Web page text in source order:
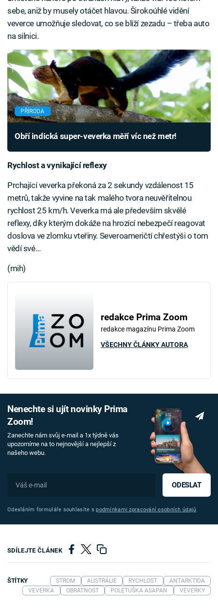
sebe, aniž by musely otáčet hlavou. Širokoúhlé vidění
veverce umožňuje sledovat, co se blíží zezadu – třeba auto
na silnici.
PŘÍRODA
Obří indická super-veverka měří víc než metr!
Rychlost a vynikající reflexy
Prchající veverka překoná za 2 sekundy vzdálenost 15
metrů, takže vyvine na tak malého tvora neuvěřitelnou
rychlost 25 km/h. Veverka má ale především skvělé
reflexy, díky kterým dokáže na hrozící nebezpečí reagovat
doslova ve zlomku vteřiny. Severoameričtí chřestýši o tom
vědí své…
(mih)
redakce Prima Zoom
redakce magazínu Prima Zoom
VŠECHNY ČLÁNKY AUTORA
Nenechte si ujít novinky Prima
Zoom!
Zanechte nám svůj e-mail a 1x týdně vás
upozorníme na to nejnovější a nejlepší z
našeho webu.
ODESLAT
Odesláním formuláře souhlasíte spodmínkami zpracování osobních údajů
SDÍLEJTE ČLÁNEK
ŠTÍTKY STROM AUSTRÁLIE RYCHLOST
ANTARKTIDA
VEVERKA
OBRATNOST POLETUŠKA ASAPAN VEVERKY